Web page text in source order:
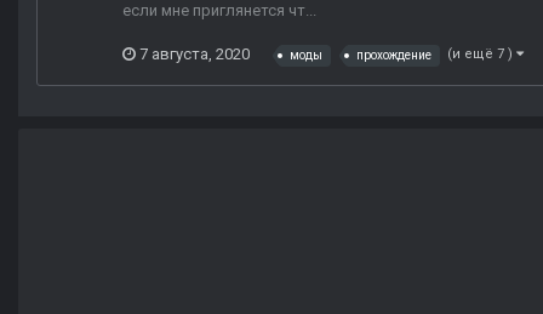
если мне приглянется чт...
7 августа, 2020 моды прохождение (и ещё 7 )